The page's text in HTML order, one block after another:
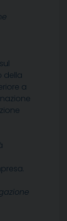
della
a